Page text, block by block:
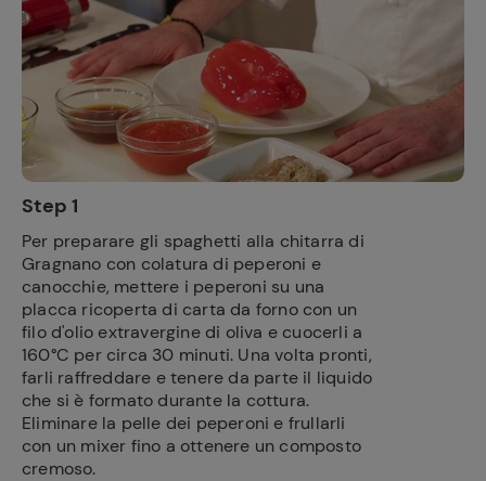
Step 1
Per preparare gli spaghetti alla chitarra di
Gragnano con colatura di peperoni e
canocchie, mettere i peperoni su una
placca ricoperta di carta da forno con un
filo d'olio extravergine di oliva e cuocerli a
160°C per circa 30 minuti. Una volta pronti,
farli raffreddare e tenere da parte il liquido
che si è formato durante la cottura.
Eliminare la pelle dei peperoni e frullarli
con un mixer fino a ottenere un composto
cremoso.